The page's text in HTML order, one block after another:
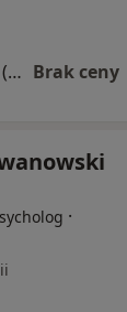
Konsultacja psychoterapeutyczna (pierwsza wizyta) Brak ceny
·